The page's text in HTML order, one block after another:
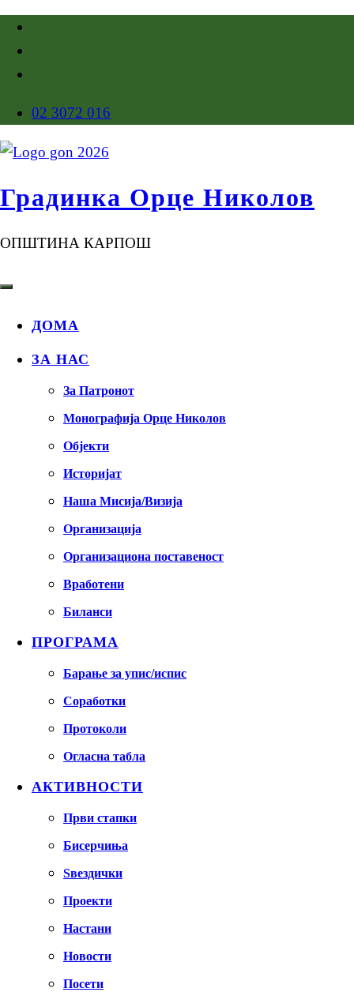
02 3072 016
Градинка Орце Николов
ОПШТИНА КАРПОШ
ДОМА
ЗА НАС
За Патронот
Монографија Орце Николов
Објекти
Историјат
Наша Мисија/Визија
Организација
Организациона поставеност
Вработени
Биланси
ПРОГРАМА
Барање за упис/испис
Соработки
Протоколи
Огласна табла
АКТИВНОСТИ
Први стапки
Бисерчиња
Ѕвездички
Проекти
Настани
Новости
Посети